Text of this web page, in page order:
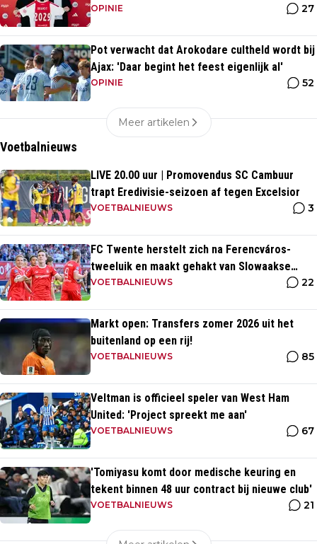
OPINIE 27
Pot verwacht dat Arokodare cultheld wordt bij
Ajax: 'Daar begint het feest eigenlijk al'
OPINIE 52
Meer artikelen
Voetbalnieuws
LIVE 20.00 uur | Promovendus SC Cambuur
trapt Eredivisie-seizoen af tegen Excelsior
VOETBALNIEUWS 3
FC Twente herstelt zich na Ferencváros-
tweeluik en maakt gehakt van Slowaakse
opponent
VOETBALNIEUWS 22
Markt open: Transfers zomer 2026 uit het
buitenland op een rij!
VOETBALNIEUWS 85
Veltman is officieel speler van West Ham
United: 'Project spreekt me aan'
VOETBALNIEUWS 67
'Tomiyasu komt door medische keuring en
tekent binnen 48 uur contract bij nieuwe club'
VOETBALNIEUWS 21